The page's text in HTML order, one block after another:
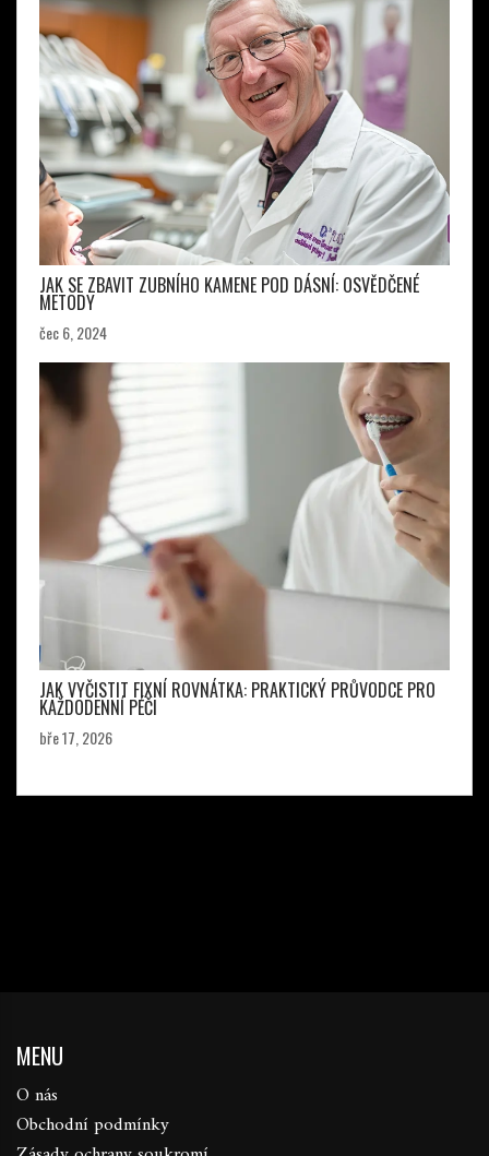
JAK SE ZBAVIT ZUBNÍHO KAMENE POD DÁSNÍ: OSVĚDČENÉ
METODY
čec 6, 2024
JAK VYČISTIT FIXNÍ ROVNÁTKA: PRAKTICKÝ PRŮVODCE PRO
KAŽDODENNÍ PÉČI
bře 17, 2026
MENU
O nás
Obchodní podmínky